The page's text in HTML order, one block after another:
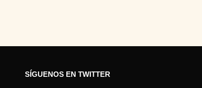
SÍGUENOS EN TWITTER